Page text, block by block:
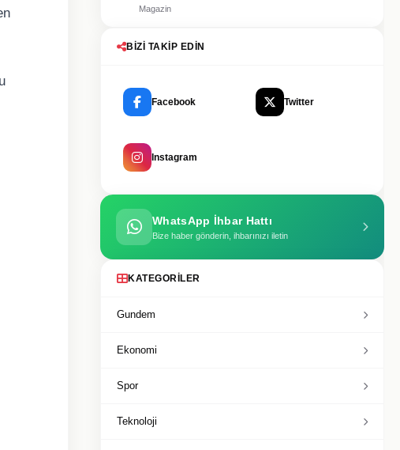
Magazin
BIZI TAKIP EDIN
Facebook Twitter
Instagram
WhatsApp İhbar Hattı
Bize haber gönderin, ihbarınızı iletin
KATEGORILER
Gundem
Ekonomi
Spor
Teknoloji